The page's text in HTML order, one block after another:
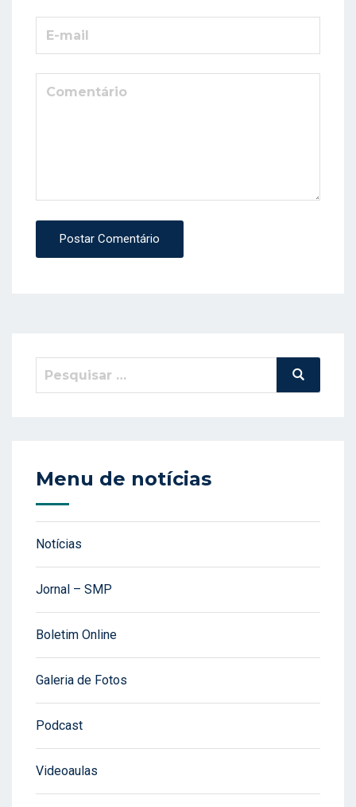
Postar Comentário
Pesquisar
Pesquisa
Menu de notícias
Notícias
Jornal – SMP
Boletim Online
Galeria de Fotos
Podcast
Videoaulas